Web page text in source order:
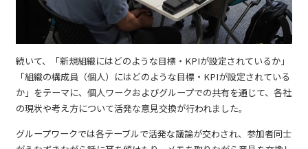
続いて、「新規組織にはどのような目標・KPIが設定されているか」
「組織の構成員（個人）にはどのような目標・KPIが設定されている
か」をテーマに、個人ワークおよびグループでの共有を通じて、各社
の現状や考え方について活発な意見交換が行われました。
グループワークでは各テーブルで活発な議論が交わされ、参加者同士